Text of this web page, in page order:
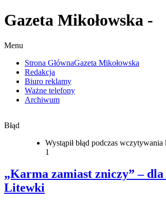
Gazeta Mikołowska -
Menu
Strona GłównaGazeta Mikołowska
Redakcja
Biuro reklamy
Ważne telefony
Archiwum
Błąd
Wystąpił błąd podczas
1
„Karma zamiast zniczy” – dla
Litewki